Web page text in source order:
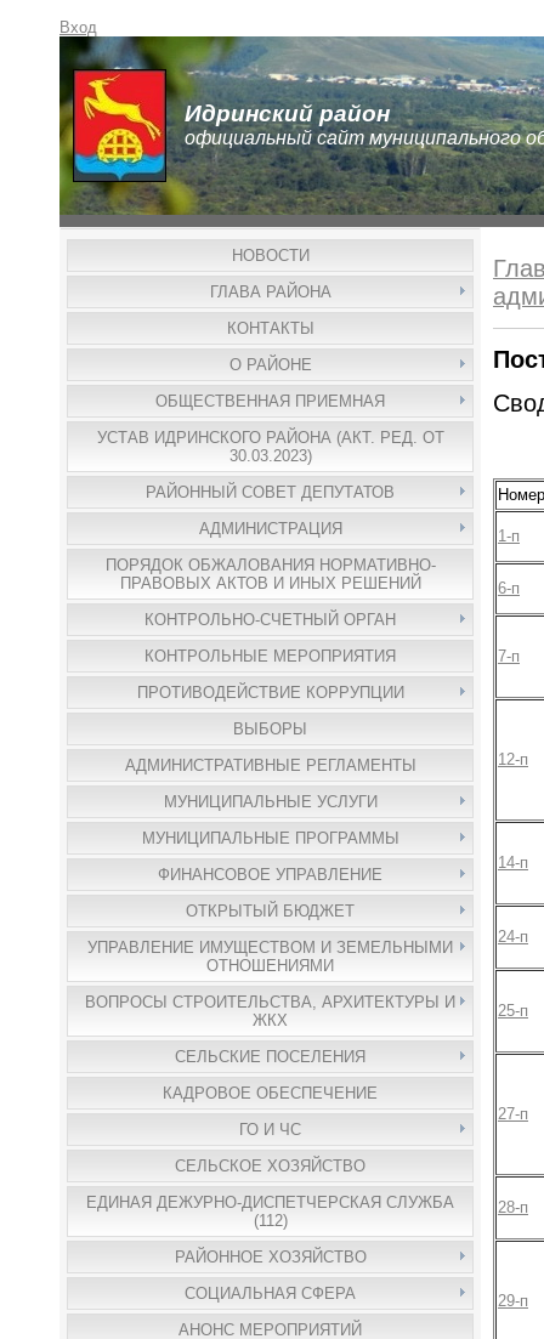
Вход
Идринский район
официальный сайт муниципального
НОВОСТИ
ГЛАВА РАЙОНА
КОНТАКТЫ
О РАЙОНЕ
ОБЩЕСТВЕННАЯ ПРИЕМНАЯ
УСТАВ ИДРИНСКОГО РАЙОНА (АКТ. РЕД. ОТ
30.03.2023)
РАЙОННЫЙ СОВЕТ ДЕПУТАТОВ
АДМИНИСТРАЦИЯ
ПОРЯДОК ОБЖАЛОВАНИЯ НОРМАТИВНО-
ПРАВОВЫХ АКТОВ И ИНЫХ РЕШЕНИЙ
КОНТРОЛЬНО-СЧЕТНЫЙ ОРГАН
КОНТРОЛЬНЫЕ МЕРОПРИЯТИЯ
ПРОТИВОДЕЙСТВИЕ КОРРУПЦИИ
ВЫБОРЫ
АДМИНИСТРАТИВНЫЕ РЕГЛАМЕНТЫ
МУНИЦИПАЛЬНЫЕ УСЛУГИ
МУНИЦИПАЛЬНЫЕ ПРОГРАММЫ
ФИНАНСОВОЕ УПРАВЛЕНИЕ
ОТКРЫТЫЙ БЮДЖЕТ
УПРАВЛЕНИЕ ИМУЩЕСТВОМ И ЗЕМЕЛЬНЫМИ
ОТНОШЕНИЯМИ
ВОПРОСЫ СТРОИТЕЛЬСТВА, АРХИТЕКТУРЫ И
ЖКХ
СЕЛЬСКИЕ ПОСЕЛЕНИЯ
КАДРОВОЕ ОБЕСПЕЧЕНИЕ
ГО И ЧС
СЕЛЬСКОЕ ХОЗЯЙСТВО
ЕДИНАЯ ДЕЖУРНО-ДИСПЕТЧЕРСКАЯ СЛУЖБА
(112)
РАЙОННОЕ ХОЗЯЙСТВО
СОЦИАЛЬНАЯ СФЕРА
АНОНС МЕРОПРИЯТИЙ
Номер
1-п
6-п
7-п
12-п
14-п
24-п
25-п
27-п
28-п
29-п